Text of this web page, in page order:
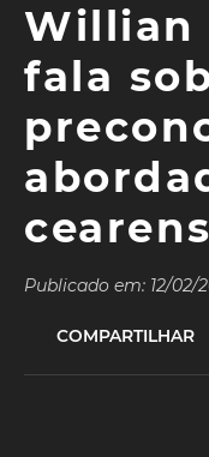
Willian
fala
Publicado em: 12/02/
COMPARTILHAR